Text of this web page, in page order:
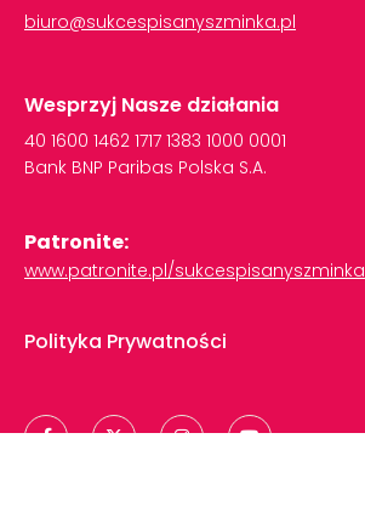
biuro@sukcespisanyszminka.pl
Wesprzyj Nasze działania
40 1600 1462 1717 1383 1000 0001
Bank BNP Paribas Polska S.A.
Patronite:
www.patronite.pl/sukcespisanyszminka
Polityka Prywatności